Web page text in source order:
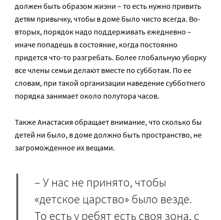
должен быть образом жизни – то есть нужно привить
детям привычку, чтобы в доме было чисто всегда. Во-
вторых, порядок надо поддерживать ежедневно –
иначе попадешь в состояние, когда постоянно
придется что-то разгребать. Более глобальную уборку
все члены семьи делают вместе по субботам. По ее
словам, при такой организации наведение субботнего
порядка занимает около полутора часов.
Также Анастасия обращает внимание, что сколько бы
детей ни было, в доме должно быть пространство, не
загроможденное их вещами.
– У нас не принято, чтобы
«детское царство» было везде.
То есть у ребят есть своя зона, с